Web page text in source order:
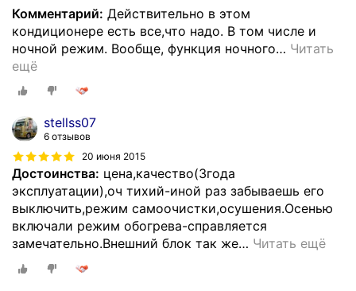
Комментарий: Действительно в этом
кондиционере есть все,что надо. В том числе и
ночной режим. Вообще, функция ночного… Читать
ещё
stellss07
6 отзывов
20 июня 2015
Достоинства: цена,качество(3года
эксплуатации),оч тихий-иной раз забываешь его
выключить,режим самоочистки,осушения.Осенью
включали режим обогрева-справляется
замечательно.Внешний блок так же… Читать ещё